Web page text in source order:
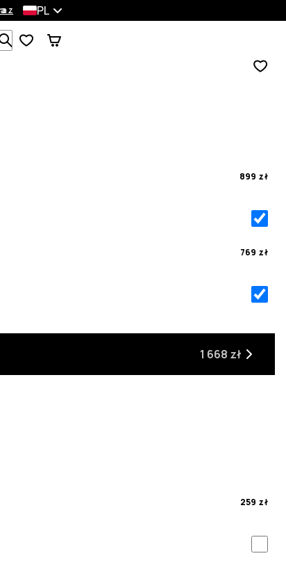
PL
Szukaj w 1 000+ produktach
899 zł
769 zł
1 668 zł
259 zł